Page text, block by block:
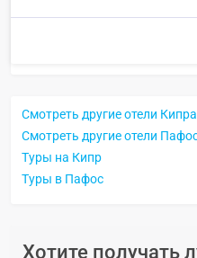
Смотреть другие отели Кипра
Смотреть другие отели
Туры на Кипр
Туры в Пафос
Хотите получать